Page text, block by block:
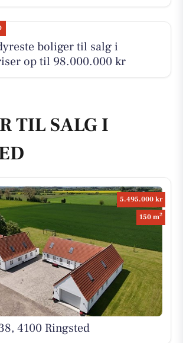
boliger til salg i
op til 98.000.000 kr
TIL SALG I
5.495.000 kr
150 m2
4100 Ringsted